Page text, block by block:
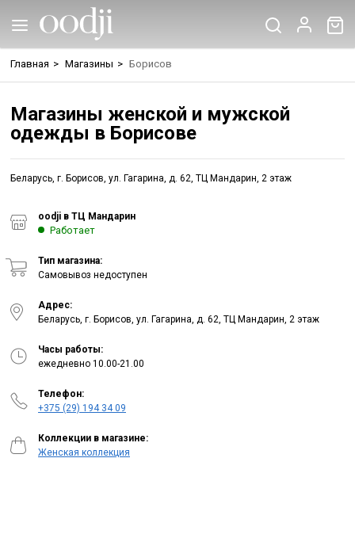
Главная > Магазины > Борисов
Магазины женской и мужской
одежды в Борисове
Беларусь, г. Борисов, ул. Гагарина, д. 62, ТЦ Мандарин, 2 этаж
oodji в ТЦ Мандарин
Работает
Тип магазина:
Самовывоз недоступен
Адрес:
Беларусь, г. Борисов, ул. Гагарина, д. 62, ТЦ Мандарин, 2 этаж
Часы работы:
ежедневно 10.00-21.00
Телефон:
+375 (29) 194 34 09
Коллекции в магазине:
Женская коллекция